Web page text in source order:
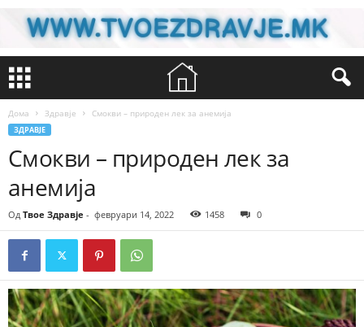
Дома Здравје Смокви – природен лек за анемија
ЗДРАВЈЕ
Смокви – природен лек за
анемија
Од Твое Здравје - февруари 14, 2022 1458 0